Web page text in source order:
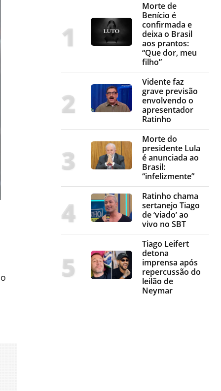
Morte de
Benício é
confirmada e
deixa o Brasil
aos prantos:
“Que dor, meu
filho”
Vidente faz
grave previsão
envolvendo o
apresentador
Ratinho
Morte do
presidente Lula
é anunciada ao
Brasil:
“infelizmente”
Ratinho chama
sertanejo Tiago
de ‘viado’ ao
vivo no SBT
Tiago Leifert
detona
imprensa após
repercussão do
leilão de
Neymar